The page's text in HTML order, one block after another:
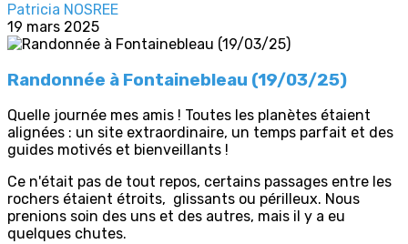
Patricia NOSREE
19 mars 2025
Randonnée à Fontainebleau (19/03/25)
Quelle journée mes amis ! Toutes les planètes étaient
alignées : un site extraordinaire, un temps parfait et des
guides motivés et bienveillants !
Ce n'était pas de tout repos, certains passages entre les
rochers étaient étroits, glissants ou périlleux. Nous
prenions soin des uns et des autres, mais il y a eu
quelques chutes.